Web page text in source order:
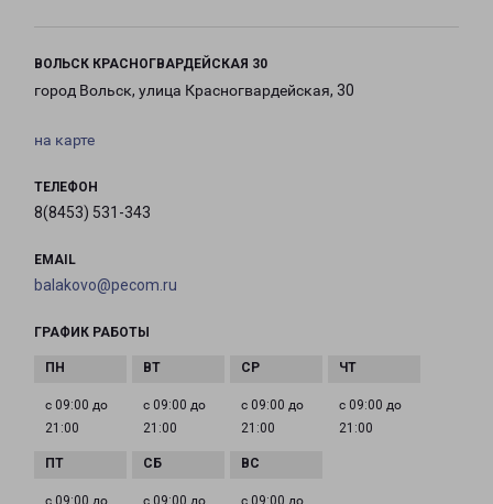
ВОЛЬСК КРАСНОГВАРДЕЙСКАЯ 30
город Вольск, улица Красногвардейская, 30
на карте
ТЕЛЕФОН
8(8453) 531-343
EMAIL
balakovo@pecom.ru
ГРАФИК РАБОТЫ
с 09:00 до
21:00
с 09:00 до
21:00
с 09:00 до
21:00
с 09:00 до
21:00